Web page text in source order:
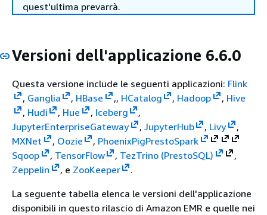
quest'ultima prevarrà.
Versioni dell'applicazione 6.6.0
Questa versione include le seguenti applicazioni: Flink
, Ganglia , HBase ,, HCatalog , Hadoop , Hive
, Hudi , Hue , Iceberg
,
JupyterEnterpriseGateway
, JupyterHub , Livy
,
MXNet
, Oozie , PhoenixPigPrestoSpark
Sqoop
, TensorFlow , TezTrino (PrestoSQL)
,
Zeppelin
, e ZooKeeper
.
La seguente tabella elenca le versioni dell'applicazione
disponibili in questo rilascio di Amazon EMR e quelle nei